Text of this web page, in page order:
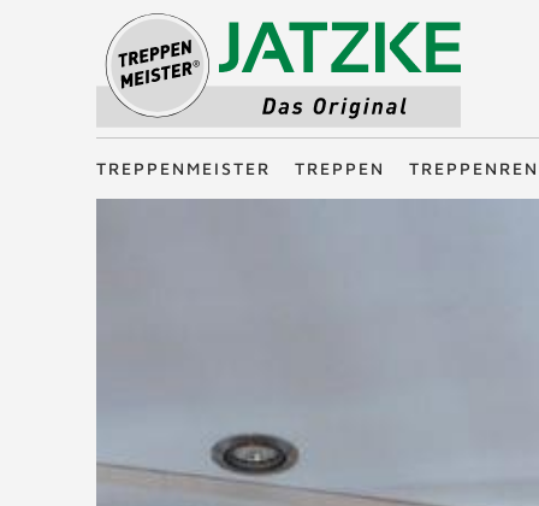
Treppenmeister - Das Original
TREPPENMEISTER TREPPEN